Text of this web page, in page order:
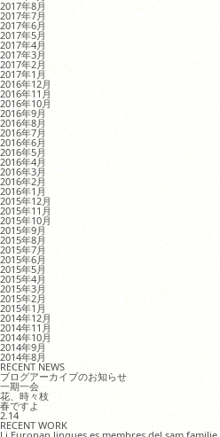
2017年8月
2017年7月
2017年6月
2017年5月
2017年4月
2017年3月
2017年2月
2017年1月
2016年12月
2016年11月
2016年10月
2016年9月
2016年8月
2016年7月
2016年6月
2016年5月
2016年4月
2016年3月
2016年2月
2016年1月
2015年12月
2015年11月
2015年10月
2015年9月
2015年8月
2015年7月
2015年6月
2015年5月
2015年4月
2015年3月
2015年2月
2015年1月
2014年12月
2014年11月
2014年10月
2014年9月
2014年8月
RECENT NEWS
ブログアーカイブのお知らせ
一期一会
花、時々枝
春ですよ
2.14
RECENT WORK